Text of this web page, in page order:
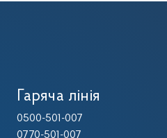
Гаряча лінія
0500-501-007
0770-501-007